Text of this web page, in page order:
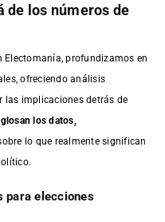
de los números de
profundizamos en
ofreciendo análisis
las implicaciones detrás de
los datos,
lo que realmente significan
para elecciones